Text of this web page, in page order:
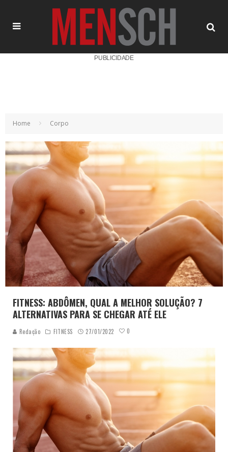
PUBLICIDADE
Home Corpo
FITNESS: ABDÔMEN, QUAL A MELHOR SOLUÇÃO? 7
ALTERNATIVAS PARA SE CHEGAR ATÉ ELE
Redação FITNESS 27/01/2022 0